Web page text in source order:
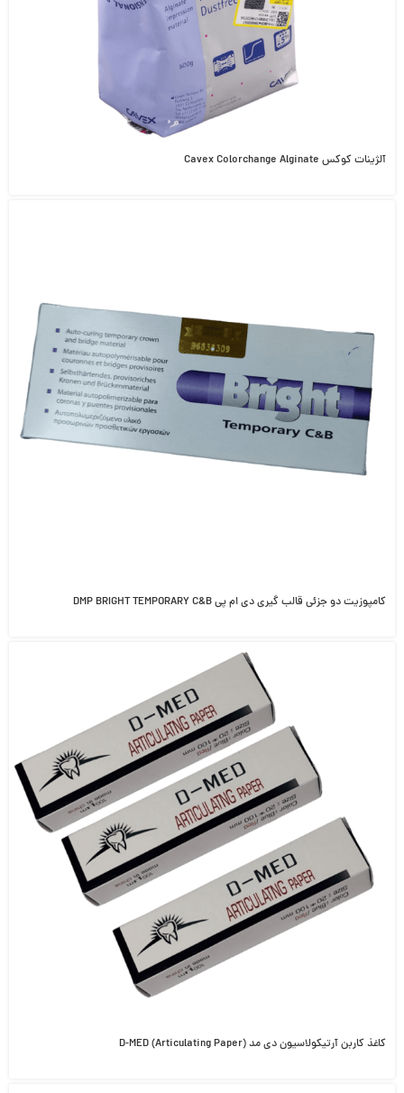
آلژینات کوکس Cavex Colorchange Alginate
کامپوزیت دو جزئی قالب گیری دی ام پی DMP BRIGHT TEMPORARY C&B
کاغذ کاربن آرتیکولاسیون دی مد D-MED (Articulating Paper)